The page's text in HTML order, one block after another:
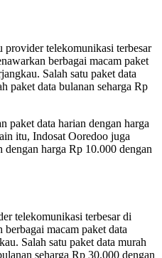
provider telekomunikasi terbesar
berbagai macam paket
Salah satu paket data
paket data bulanan seharga Rp
paket data harian dengan harga
itu, Indosat Ooredoo juga
harga Rp 10.000 dengan
telekomunikasi terbesar di
macam paket data
Salah satu paket data murah
seharga Rp 30.000 dengan